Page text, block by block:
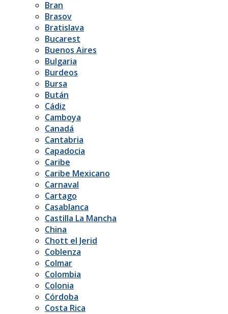
Bran
Brasov
Bratislava
Bucarest
Buenos Aires
Bulgaria
Burdeos
Bursa
Bután
Cádiz
Camboya
Canadá
Cantabria
Capadocia
Caribe
Caribe Mexicano
Carnaval
Cartago
Casablanca
Castilla La Mancha
China
Chott el Jerid
Coblenza
Colmar
Colombia
Colonia
Córdoba
Costa Rica